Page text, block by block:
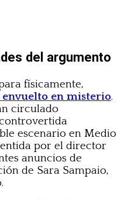
del argumento
físicamente,
envuelto en misterio.
circulado
escenario en Medio
por el director
anuncios de
de Sara Sampaio,